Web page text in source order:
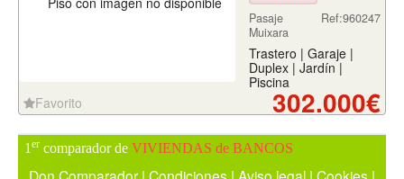
Ref:960247
Pasaje
Muixara
Trastero | Garaje |
Duplex | Jardín |
Piscina
Favorito
302.000€
1 er comparador de VIVIENDAS de BANCOS